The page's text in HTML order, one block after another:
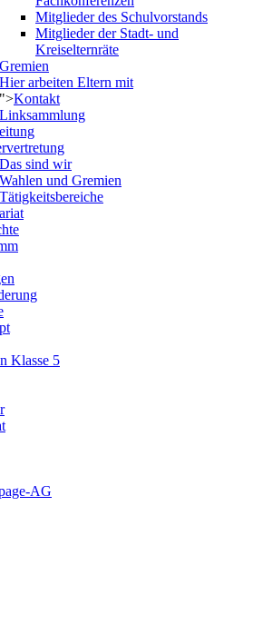
Mitglieder des Schulvorstands
Mitglieder der Stadt- und
Kreiselternräte
Gremien
Hier arbeiten Eltern mit
">Kontakt
Linksammlung
Das sind wir
Wahlen und Gremien
Tätigkeitsbereiche
Klasse 5
AG